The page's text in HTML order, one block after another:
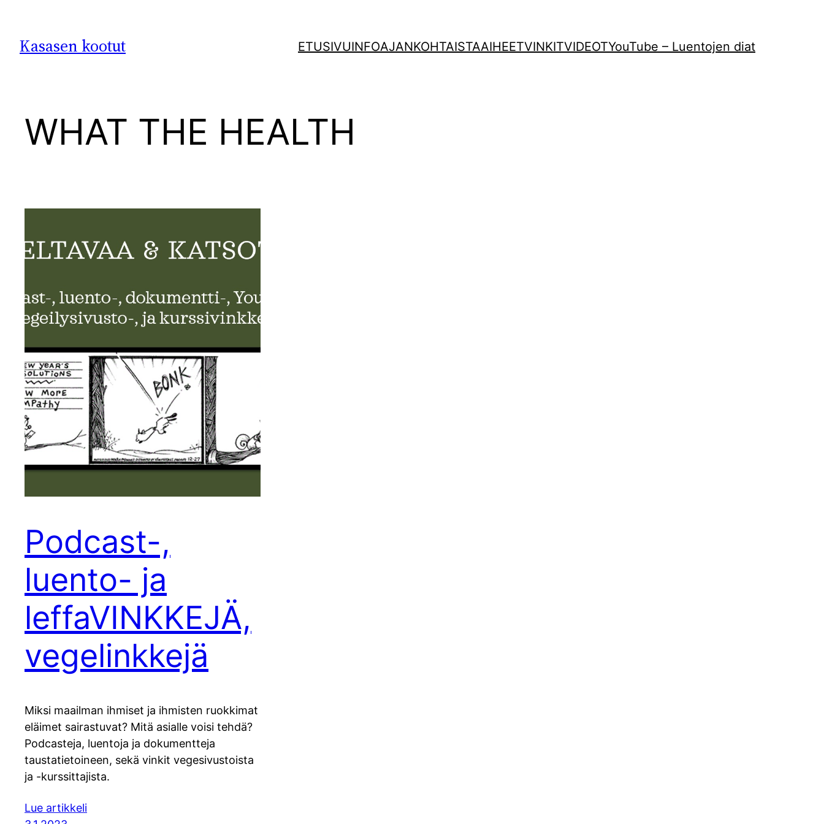
Kasasen kootut ETUSIVUINFOAJANKOHTAISTAAIHEETVINKITVIDEOTYouTube – Luentojen diat
WHAT THE HEALTH
Podcast-,
luento- ja
leffaVINKKEJÄ,
vegelinkkejä
Miksi maailman ihmiset ja ihmisten ruokkimat
eläimet sairastuvat? Mitä asialle voisi tehdä?
Podcasteja, luentoja ja dokumentteja
taustatietoineen, sekä vinkit vegesivustoista
ja -kurssittajista.
Lue artikkeli